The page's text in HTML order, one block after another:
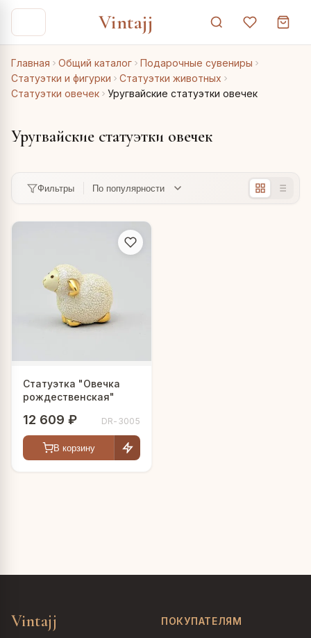
Vintajj
Главная Общий каталог
Подарочные сувениры
Статуэтки и фигурки
Статуэтки животных
Статуэтки овечек
Уругвайские статуэтки овечек
Уругвайские статуэтки овечек
Фильтры
Статуэтка "Овечка
рождественская"
12 609 ₽ DR-3005
В корзину
Vintajj ПОКУПАТЕЛЯМ